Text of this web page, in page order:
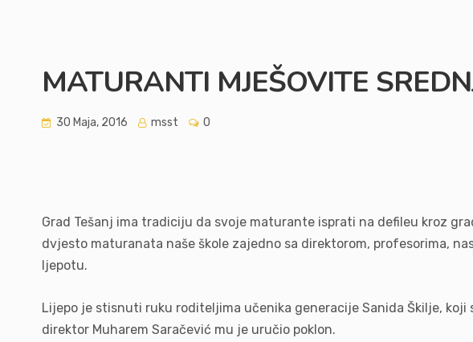
MATURANTI MJEŠOVITE
30 Maja, 2016 msst 0
Grad Tešanj ima tradiciju da svoje maturante isprati na defileu kroz
dvjesto maturanata naše škole zajedno sa direktorom, profesorima,
ljepotu.
Lijepo je stisnuti ruku roditeljima učenika generacije Sanida Škilje,
direktor Muharem Saračević mu je uručio poklon.